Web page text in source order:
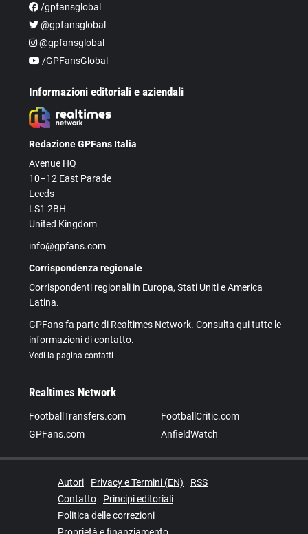
/gpfansglobal
@gpfansglobal
@gpfansglobal
/GPFansGlobal
Informazioni editoriali e aziendali
Redazione GPFans Italia
Avenue HQ
10–12 East Parade
Leeds
LS1 2BH
United Kingdom
info@gpfans.com
Corrispondenza regionale
Corrispondenti regionali in Europa, Stati Uniti e America
Latina.
GPFans fa parte di Realtimes Network. Consulta qui tutte le
informazioni di contatto.
Vedi la pagina contatti
Realtimes Network
FootballTransfers.com
FootballCritic.com
GPFans.com
AnfieldWatch
Autori Privacy e Termini (EN)
RSS
Contatto
Principi editoriali
Politica delle correzioni
Proprietà e finanziamento